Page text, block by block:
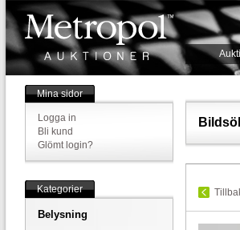
Mina sidor
Logga in
Bli kund
Glömt login?
Kategorier
Belysning